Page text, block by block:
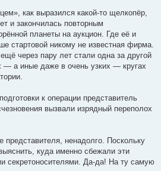
как выразился какой-то щелкопёр,
и закончилась повторным
планеты на аукцион. Где её и
стартовой никому не известная фирма.
через пару лет стали одна за другой
— а иные даже в очень узких — кругах
к операции представитель
вызвали изрядный переполох
представителя, ненадолго. Поскольку
куда именно сбежали эти
секретоносителями. Да-да! На ту самую